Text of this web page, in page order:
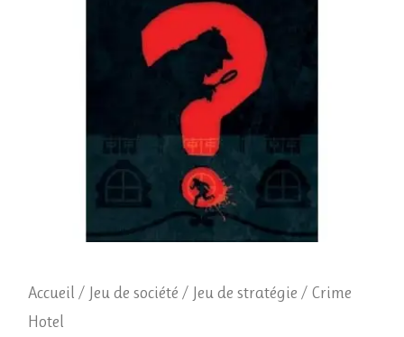
Accueil / Jeu de société / Jeu de stratégie / Crime
Hotel